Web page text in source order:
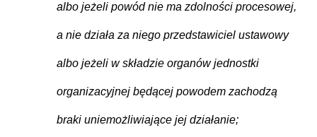
albo jeżeli powód nie ma zdolności procesowej,
a nie działa za niego przedstawiciel ustawowy
albo jeżeli w składzie organów jednostki
organizacyjnej będącej powodem zachodzą
braki uniemożliwiające jej działanie;